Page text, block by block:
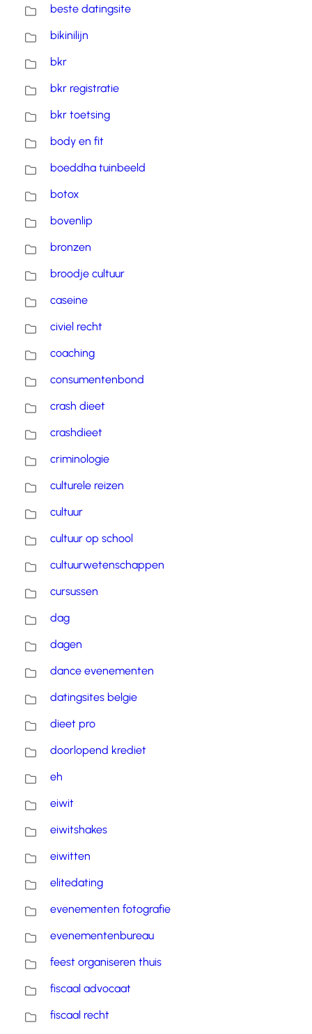
beste datingsite
bikinilijn
bkr
bkr registratie
bkr toetsing
body en fit
boeddha tuinbeeld
botox
bovenlip
bronzen
broodje cultuur
caseine
civiel recht
coaching
consumentenbond
crash dieet
crashdieet
criminologie
culturele reizen
cultuur
cultuur op school
cultuurwetenschappen
cursussen
dag
dagen
dance evenementen
datingsites belgie
dieet pro
doorlopend krediet
eh
eiwit
eiwitshakes
eiwitten
elitedating
evenementen fotografie
evenementenbureau
feest organiseren thuis
fiscaal advocaat
fiscaal recht